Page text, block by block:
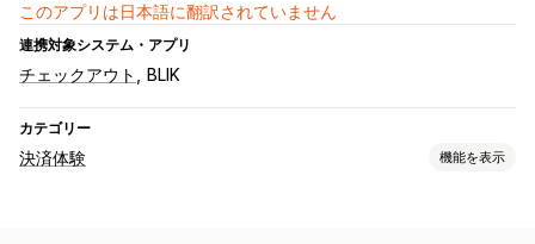
このアプリは日本語に翻訳されていません
連携対象システム・アプリ
チェックアウト BLIK
カテゴリー
決済体験 機能を表示